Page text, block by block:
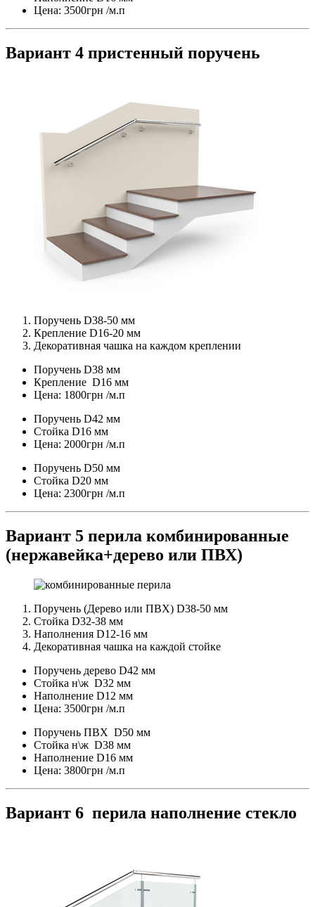
Цена: 3500грн /м.п
Вариант 4 пристенный поручень
Поручень D38-50 мм
Крепление D16-20 мм
Декоративная чашка на каждом креплении
Поручень D38 мм
Крепление D16 мм
Цена: 1800грн /м.п
Поручень D42 мм
Стойка D16 мм
Цена: 2000грн /м.п
Поручень D50 мм
Стойка D20 мм
Цена: 2300грн /м.п
Вариант 5 перила комбинированные
(нержавейка+дерево или ПВХ)
Поручень (Дерево или ПВХ) D38-50 мм
Стойка D32-38 мм
Наполнения D12-16 мм
Декоративная чашка на каждой стойке
Поручень дерево D42 мм
Стойка н\ж D32 мм
Наполнение D12 мм
Цена: 3500грн /м.п
Поручень ПВХ D50 мм
Стойка н\ж D38 мм
Наполнение D16 мм
Цена: 3800грн /м.п
Вариант 6 перила наполнение стекло